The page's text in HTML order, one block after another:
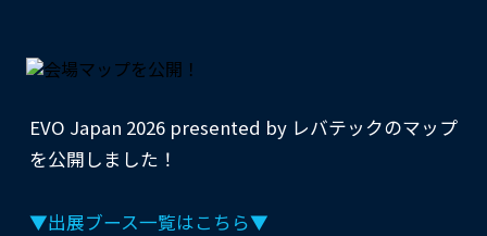
EVO Japan 2026 presented by レバテックのマップ
を公開しました！
▼出展ブース一覧はこちら▼